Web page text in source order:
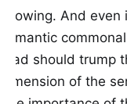
knowing. And
semantic
triad should trump
dimension of the